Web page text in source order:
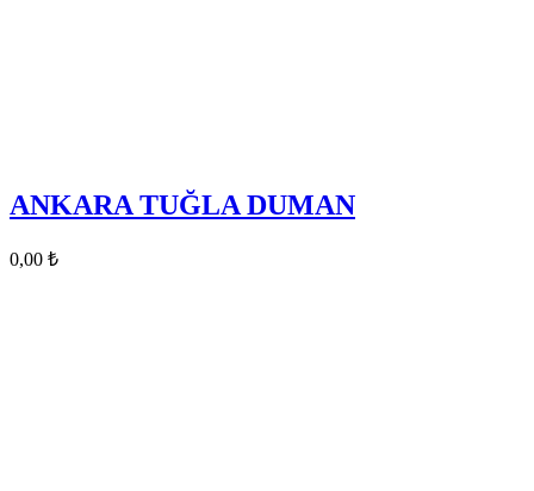
ANKARA TUĞLA DUMAN
0,00 ₺